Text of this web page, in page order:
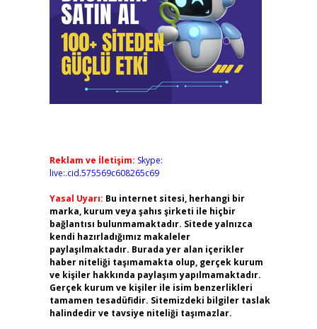
Reklam ve İletişim: Skype:
live:.cid.575569c608265c69
Yasal Uyarı: Bu internet sitesi, herhangi bir
marka, kurum veya şahıs şirketi ile hiçbir
bağlantısı bulunmamaktadır. Sitede yalnızca
kendi hazırladığımız makaleler
paylaşılmaktadır. Burada yer alan içerikler
haber niteliği taşımamakta olup, gerçek kurum
ve kişiler hakkında paylaşım yapılmamaktadır.
Gerçek kurum ve kişiler ile isim benzerlikleri
tamamen tesadüfidir. Sitemizdeki bilgiler taslak
halindedir ve tavsiye niteliği taşımazlar.